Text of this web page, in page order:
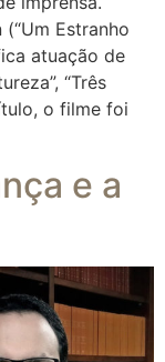
Estranho
atuação de
“Três
o filme foi
e a